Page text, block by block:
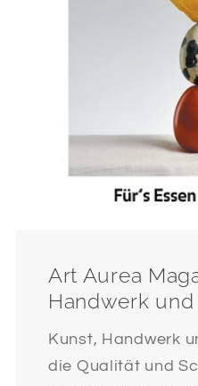
Art Aurea
Handwerk und
Kunst, Handwerk
die Qualität und